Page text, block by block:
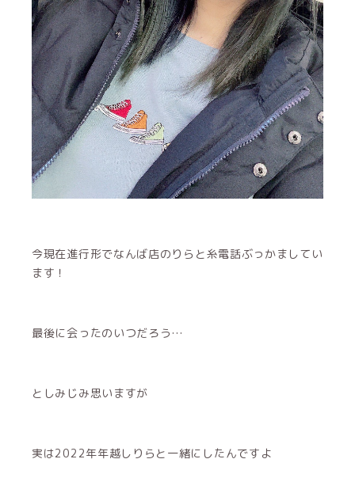
今現在進行形でなんば店のりらと糸電話ぶっかましてい
ます！
最後に会ったのいつだろう…
としみじみ思いますが
実は2022年年越しりらと一緒にしたんですよ